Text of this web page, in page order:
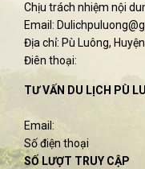
Chịu trách nhiệm nội
Email:
Địa chỉ: Pù Luông,
Điên thoại:
TƯ VẤN DU LỊCH PÙ
Email:
Số điện thoại
SỐ LƯỢT TRUY CẬP